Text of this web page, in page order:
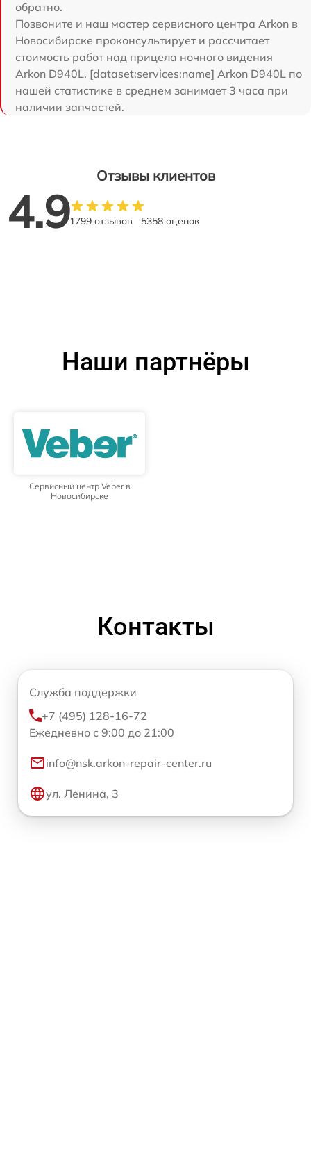
обратно.
Позвоните и наш мастер сервисного центра Arkon в
Новосибирске проконсультирует и рассчитает
стоимость работ над прицела ночного видения
Arkon D940L. [dataset:services:name] Arkon D940L по
нашей статистике в среднем занимает 3 часа при
наличии запчастей.
Отзывы клиентов
4.91799 отзывов 5358 оценок
Наши партнёры
Сервисный центр Veber в
Новосибирске
Контакты
Служба поддержки
+7 (495) 128-16-72
Ежедневно с 9:00 до 21:00
info@nsk.arkon-repair-center.ru
ул. Ленина, 3